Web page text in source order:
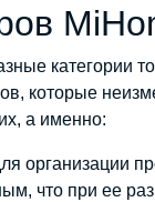
категории
которые
а именно:
организации
что при ее